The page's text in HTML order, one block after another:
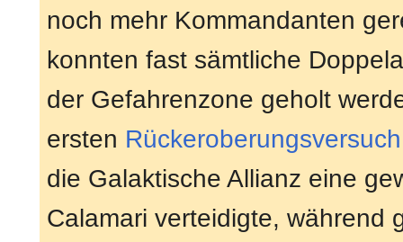
noch mehr Kommandanten
konnten fast sämtliche
der Gefahrenzone geholt
ersten Rückeroberungsversuch
die Galaktische Allianz eine
Calamari verteidigte, während